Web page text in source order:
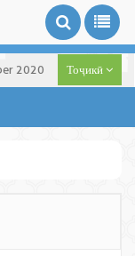
2020 Тоҷикӣ